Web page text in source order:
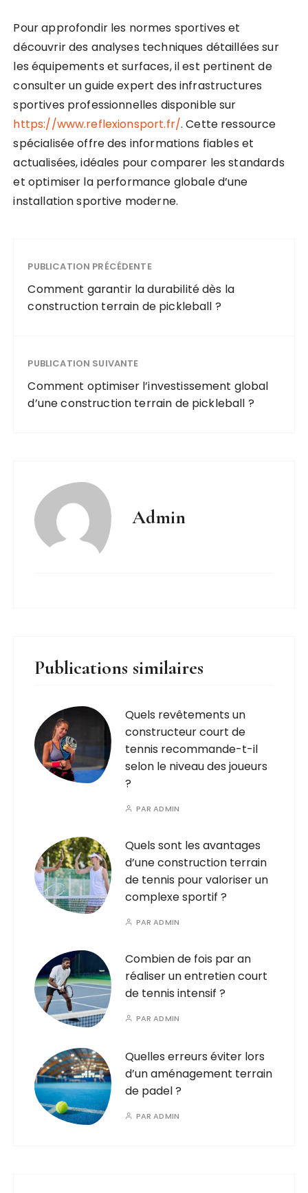
Pour approfondir les normes sportives et
découvrir des analyses techniques détaillées sur
les équipements et surfaces, il est pertinent de
consulter un guide expert des infrastructures
sportives professionnelles disponible sur
https://www.reflexionsport.fr/. Cette ressource
spécialisée offre des informations fiables et
actualisées, idéales pour comparer les standards
et optimiser la performance globale d’une
installation sportive moderne.
PUBLICATION PRÉCÉDENTE
Comment garantir la durabilité dès la
construction terrain de pickleball ?
PUBLICATION SUIVANTE
Comment optimiser l’investissement global
d’une construction terrain de pickleball ?
Admin
Publications similaires
Quels revêtements un
constructeur court de
tennis recommande-t-il
selon le niveau des joueurs
?
PARADMIN
Quels sont les avantages
d’une construction terrain
de tennis pour valoriser un
complexe sportif ?
PARADMIN
Combien de fois par an
réaliser un entretien court
de tennis intensif ?
PARADMIN
Quelles erreurs éviter lors
d’un aménagement terrain
de padel ?
PARADMIN